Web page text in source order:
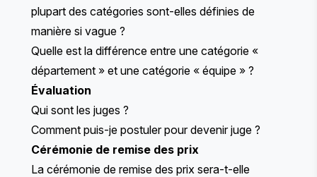
plupart des catégories sont-elles définies de
manière si vague ?
Quelle est la différence entre une catégorie «
département » et une catégorie « équipe » ?
Évaluation
Qui sont les juges ?
Comment puis-je postuler pour devenir juge ?
Cérémonie de remise des prix
La cérémonie de remise des prix sera-t-elle